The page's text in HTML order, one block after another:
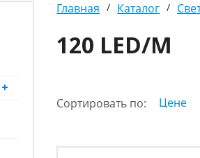
+
Главная / Каталог /
120 LED/M
Сортировать по: Цене